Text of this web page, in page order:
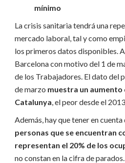
mínimo
La crisis sanitaria tendrá una
mercado laboral, tal y como
los primeros datos disponibles.
Barcelona con motivo del 1 de
de los Trabajadores. El dato del
de marzo muestra un aumento
Catalunya, el peor desde el
Además, hay que tener en cuenta
personas que se encuentran
representan el 20% de los
no constan en la cifra de